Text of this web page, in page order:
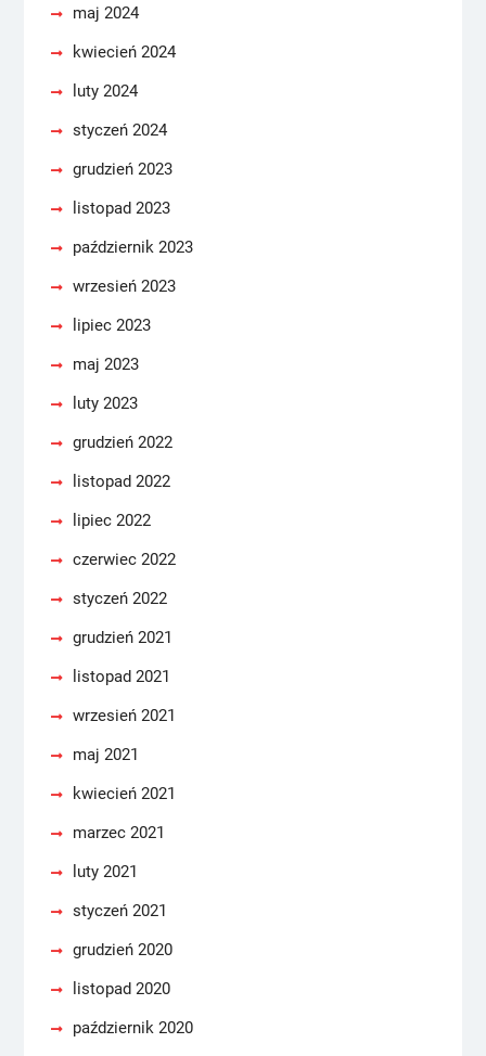
maj 2024
kwiecień 2024
luty 2024
styczeń 2024
grudzień 2023
listopad 2023
październik 2023
wrzesień 2023
lipiec 2023
maj 2023
luty 2023
grudzień 2022
listopad 2022
lipiec 2022
czerwiec 2022
styczeń 2022
grudzień 2021
listopad 2021
wrzesień 2021
maj 2021
kwiecień 2021
marzec 2021
luty 2021
styczeń 2021
grudzień 2020
listopad 2020
październik 2020